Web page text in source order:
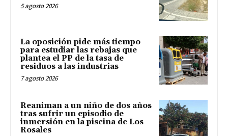
5 agosto 2026
La oposición pide más tiempo
para estudiar las rebajas que
plantea el PP de la tasa de
residuos a las industrias
7 agosto 2026
Reaniman a un niño de dos años
tras sufrir un episodio de
inmersión en la piscina de Los
Rosales